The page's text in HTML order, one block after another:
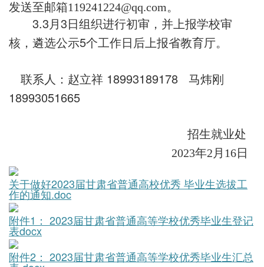
发送至邮箱119241224@qq.com。
3.3 月 3 日组织进行初审，并上报学校审
核，遴选公示5个工作日后上报省教育厅。
联系人：赵立祥 18993189178 马炜刚
18993051665
招生就业处
2023年2月16日
关于做好2023届甘肃省普通高校优秀 毕业生选拔工
作的通知.doc
附件1： 2023届甘肃省普通高等学校优秀毕业生登记
表docx
附件2： 2023届甘肃省普通高等学校优秀毕业生汇总